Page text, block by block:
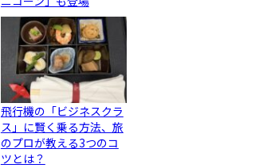
飛行機の「ビジネスクラ
ス」に賢く乗る方法、旅
のプロが教える3つのコ
ツとは？